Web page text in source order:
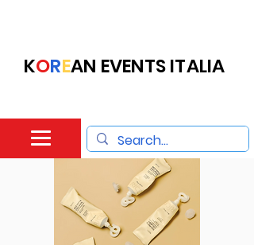
KOREAN EVENTS ITALIA